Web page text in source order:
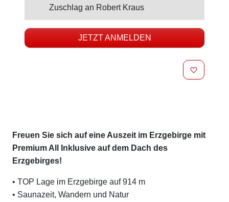
Zuschlag an Robert Kraus
JETZT ANMELDEN
MERKEN
Beschreibung
Freuen Sie sich auf eine Auszeit im Erzgebirge mit
Premium All Inklusive auf dem Dach des
Erzgebirges!
• TOP Lage im Erzgebirge auf 914 m
• Saunazeit, Wandern und Natur